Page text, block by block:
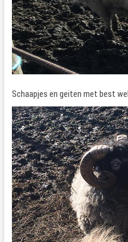
Schaapjes en geiten met best